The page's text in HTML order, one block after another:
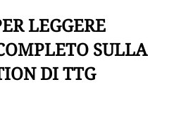
LEGGERE
SULLA
DI TTG